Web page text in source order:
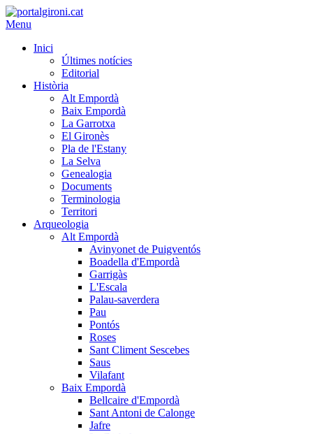
Menu
Inici
Últimes notícies
Editorial
Història
Alt Empordà
Baix Empordà
La Garrotxa
El Gironès
Pla de l'Estany
La Selva
Genealogia
Documents
Terminologia
Territori
Arqueologia
Alt Empordà
Avinyonet de Puigventós
Boadella d'Empordà
Garrigàs
L'Escala
Palau-saverdera
Pau
Pontós
Roses
Sant Climent Sescebes
Saus
Vilafant
Baix Empordà
Bellcaire d'Empordà
Sant Antoni de Calonge
Jafre